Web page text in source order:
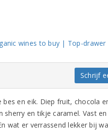
wines to buy | Top-drawer
Schrijf
en eik. Diep fruit, chocola
en tikje caramel. Vast
wat er verrassend lekker bij